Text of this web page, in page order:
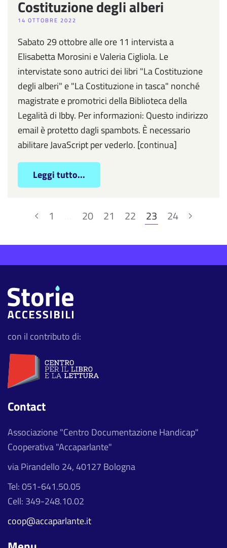
Costituzione degli alberi
14 OTTOBRE 2022
Sabato 29 ottobre alle ore 11 intervista a
Elisabetta Morosini e Valeria Cigliola. Le
intervistate sono autrici dei libri "La Costituzione
degli alberi" e "La Costituzione in tasca" nonché
magistrate e promotrici della Biblioteca della
Legalità di Ibby. Per informazioni: Questo indirizzo
email è protetto dagli spambots. È necessario
abilitare JavaScript per vederlo. [continua]
Leggi tutto...
1 20 21 22 23 24
con il contributo di:
Contact
Associazione "Centro Documentazione Handicap"
Cooperativa "Accaparlante"
via Pirandello 24, 40127 Bologna
Tel: 051-641.50.05
Cell: 349-248.10.02
coop@accaparlante.it